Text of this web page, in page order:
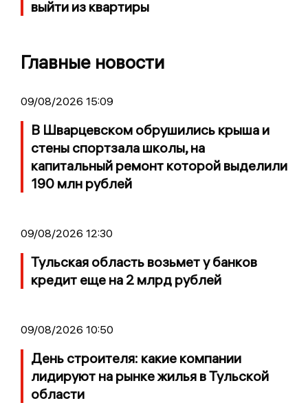
выйти из квартиры
Главные новости
09/08/2026 15:09
В Шварцевском обрушились крыша и
стены спортзала школы, на
капитальный ремонт которой выделили
190 млн рублей
09/08/2026 12:30
Тульская область возьмет у банков
кредит еще на 2 млрд рублей
09/08/2026 10:50
День строителя: какие компании
лидируют на рынке жилья в Тульской
области